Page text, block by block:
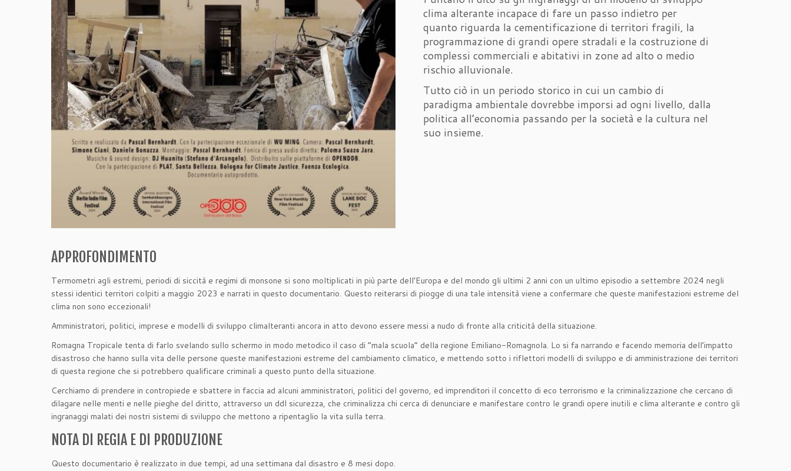
clima alterante incapace di fare un passo indietro per
quanto riguarda la cementificazione di territori fragili, la
programmazione di grandi opere stradali e la costruzione di
complessi commerciali e abitativi in zone ad alto o medio
rischio alluvionale.
Tutto ciò in un periodo storico in cui un cambio di
paradigma ambientale dovrebbe imporsi ad ogni livello, dalla
politica all’economia passando per la società e la cultura nel
suo insieme.
APPROFONDIMENTO
Termometri agli estremi, periodi di siccità e regimi di monsone si sono moltiplicati in più parte dell’Europa e del mondo gli ultimi 2 anni con un ultimo episodio a settembre 2024 negli
stessi identici territori colpiti a maggio 2023 e narrati in questo documentario. Questo reiterarsi di piogge di una tale intensità viene a confermare che queste manifestazioni estreme del
clima non sono eccezionali!
Amministratori, politici, imprese e modelli di sviluppo climalteranti ancora in atto devono essere messi a nudo di fronte alla criticità della situazione.
Romagna Tropicale tenta di farlo svelando sullo schermo in modo metodico il caso di “mala scuola” della regione Emiliano-Romagnola. Lo si fa narrando e facendo memoria dell’impatto
disastroso che hanno sulla vita delle persone queste manifestazioni estreme del cambiamento climatico, e mettendo sotto i riflettori modelli di sviluppo e di amministrazione dei territori
di questa regione che si potrebbero qualificare criminali a questo punto della situazione.
Cerchiamo di prendere in contropiede e sbattere in faccia ad alcuni amministratori, politici del governo, ed imprenditori il concetto di eco terrorismo e la criminalizzazione che cercano di
dilagare nelle menti e nelle pieghe del diritto, attraverso un ddl sicurezza, che criminalizza chi cerca di denunciare e manifestare contro le grandi opere inutili e clima alterante e contro gli
ingranaggi malati dei nostri sistemi di sviluppo che mettono a ripentaglio la vita sulla terra.
NOTA DI REGIA E DI PRODUZIONE
Questo documentario è realizzato in due tempi, ad una settimana dal disastro e 8 mesi dopo.